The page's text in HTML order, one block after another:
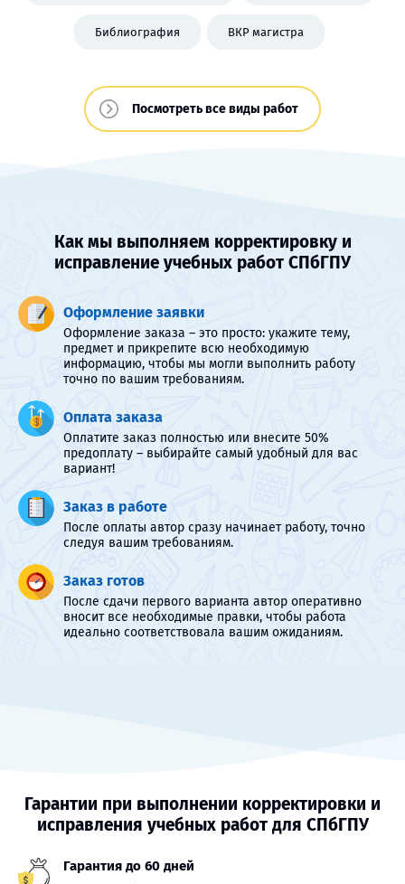
Библиография ВКР магистра
Посмотреть все виды работ
Как мы выполняем корректировку и
исправление учебных работ СПбГПУ
Оформление заявки
Оформление заказа – это просто: укажите тему,
предмет и прикрепите всю необходимую
информацию, чтобы мы могли выполнить работу
точно по вашим требованиям.
Оплата заказа
Оплатите заказ полностью или внесите 50%
предоплату – выбирайте самый удобный для вас
вариант!
Заказ в работе
После оплаты автор сразу начинает работу, точно
следуя вашим требованиям.
Заказ готов
После сдачи первого варианта автор оперативно
вносит все необходимые правки, чтобы работа
идеально соответствовала вашим ожиданиям.
Гарантии при выполнении корректировки и
исправления учебных работ для СПбГПУ
Гарантия до 60 дней